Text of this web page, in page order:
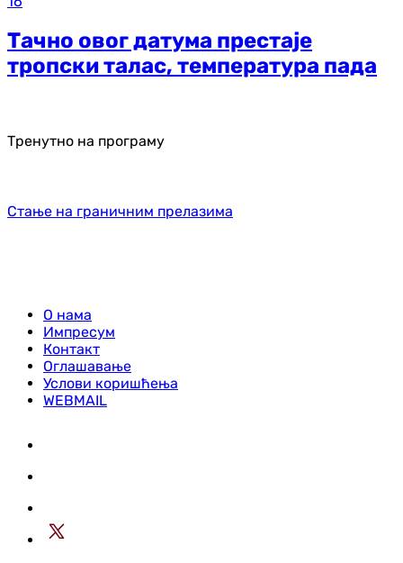
Тачно овог датума престаје
тропски талас, температура пада
Тренутно на програму
Стање на граничним прелазима
О нама
Импресум
Контакт
Оглашавање
Услови коришћења
WEBMAIL